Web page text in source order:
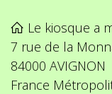
Le kiosque a
7 rue de la
84000 AVIGNON
France